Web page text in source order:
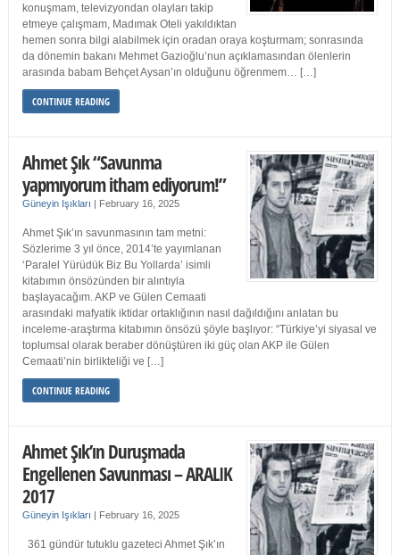
konuşmam, televizyondan olayları takip
etmeye çalışmam, Madımak Oteli yakıldıktan
hemen sonra bilgi alabilmek için oradan oraya koşturmam; sonrasında
da dönemin bakanı Mehmet Gazioğlu’nun açıklamasından ölenlerin
arasında babam Behçet Aysan’ın olduğunu öğrenmem… […]
CONTINUE READING
Ahmet Şık “Savunma
yapmıyorum itham ediyorum!”
Güneyin Işıkları | February 16, 2025
Ahmet Şık’ın savunmasının tam metni:
Sözlerime 3 yıl önce, 2014’te yayımlanan
‘Paralel Yürüdük Biz Bu Yollarda’ isimli
kitabımın önsözünden bir alıntıyla
başlayacağım. AKP ve Gülen Cemaati
arasındaki mafyatik iktidar ortaklığının nasıl dağıldığını anlatan bu
inceleme-araştırma kitabımın önsözü şöyle başlıyor: “Türkiye’yi siyasal ve
toplumsal olarak beraber dönüştüren iki güç olan AKP ile Gülen
Cemaati’nin birlikteliği ve […]
CONTINUE READING
Ahmet Şık’ın Duruşmada
Engellenen Savunması – ARALIK
2017
Güneyin Işıkları | February 16, 2025
361 gündür tutuklu gazeteci Ahmet Şık’ın